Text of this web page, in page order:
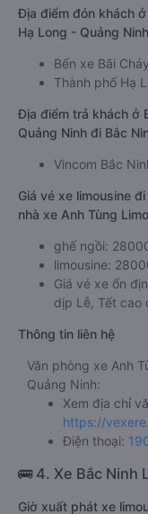
Giờ xuất phát
Hạ Long -
Địa điểm đón khách
Bến xe Bãi Cháy
Quảng Ninh đi Bắc
Giá vé xe limousine
nhà xe Anh Tùng
ghế ngồi:
limousine:
dịp Lễ, Tết cao
Thông tin liên hệ
Văn phòng xe Anh
Quảng Ninh:
Xem địa chỉ
Điện thoại: